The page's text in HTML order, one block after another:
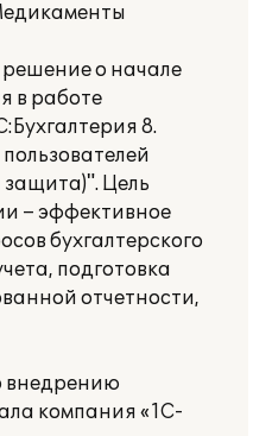
о начале
в работе
8.
Цель
– эффективное
бухгалтерского
подготовка
отчетности,
внедрению
компания «1С-